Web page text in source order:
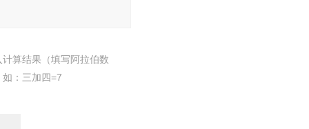
计算结果（填写阿拉伯数
如：三加四=7